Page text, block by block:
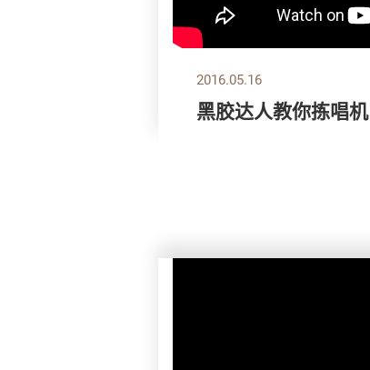
2016.05.16
黑胶达人教你拣唱机